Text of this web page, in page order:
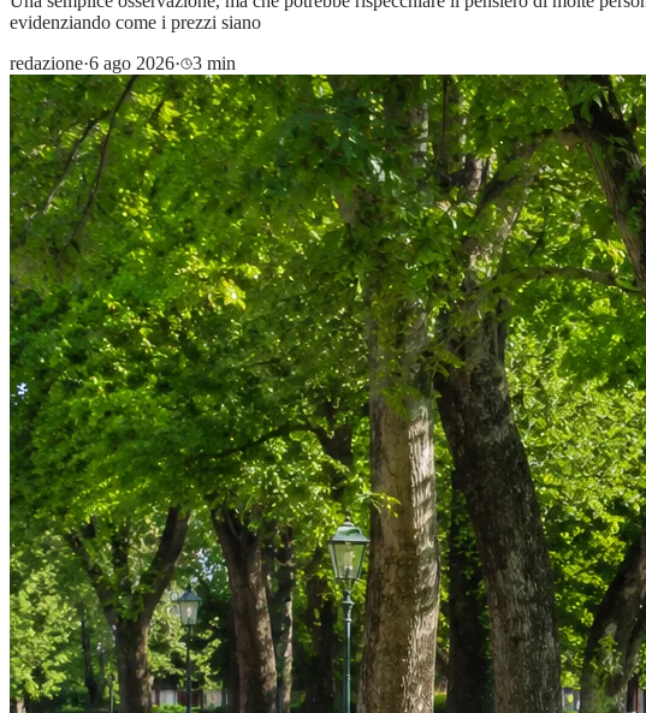
evidenziando come i prezzi siano
redazione·6 ago 2026· 3 min